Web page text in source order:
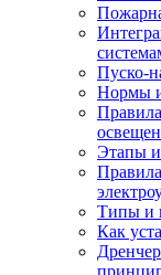
Пуско-
Нормы и
Этапы
Типы и
Как